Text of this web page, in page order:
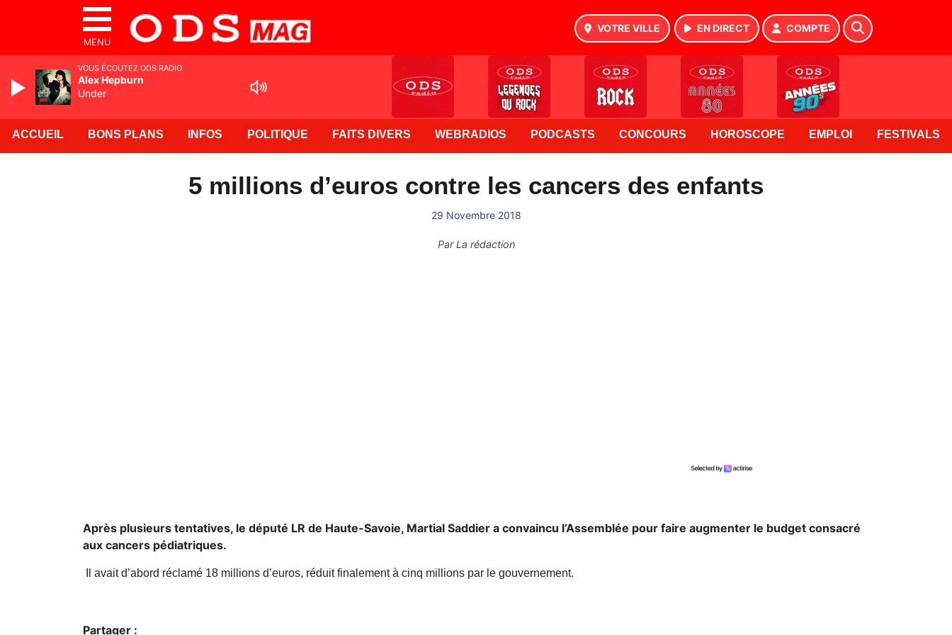
MENU
VOTRE VILLE EN DIRECT COMPTE
ACCUEIL BONS PLANS INFOS POLITIQUE FAITS DIVERS WEBRADIOS PODCASTS CONCOURS HOROSCOPE EMPLOI FESTIVALS
5 millions d’euros contre les cancers des enfants
29 Novembre 2018
ParLa rédaction
Après plusieurs tentatives, le député LR de Haute-Savoie, Martial Saddier a convaincu l’Assemblée pour faire augmenter le budget consacré
aux cancers pédiatriques.
Il avait d’abord réclamé 18 millions d’euros, réduit finalement à cinq millions par le gouvernement.
Partager :
VOUS ÉCOUTEZ ODS RADIO
Alex Hepburn
Under